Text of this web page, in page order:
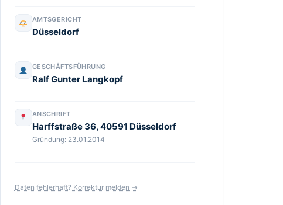
AMTSGERICHT
Düsseldorf
GESCHÄFTSFÜHRUNG
Ralf Gunter Langkopf
ANSCHRIFT
Harffstraße 36, 40591 Düsseldorf
Gründung: 23.01.2014
Daten fehlerhaft? Korrektur melden →